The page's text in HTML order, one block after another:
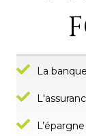
La
L’épargne